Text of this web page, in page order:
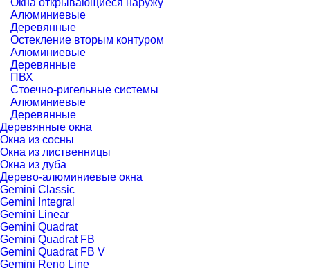
Окна открывающиеся наружу
Алюминиевые
Деревянные
Остекление вторым контуром
Алюминиевые
Деревянные
ПВХ
Стоечно-ригельные системы
Алюминиевые
Деревянные
Деревянные окна
Окна из сосны
Окна из лиственницы
Окна из дуба
Дерево-алюминиевые окна
Gemini Classic
Gemini Integral
Gemini Linear
Gemini Quadrat
Gemini Quadrat FB
Gemini Quadrat FB V
Gemini Reno Line